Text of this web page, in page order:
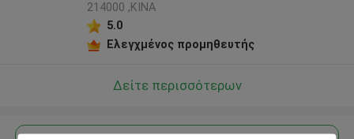
214000 ,ΚΙΝΑ
5.0
Ελεγχμένος προμηθευτής
Δείτε περισσότερων